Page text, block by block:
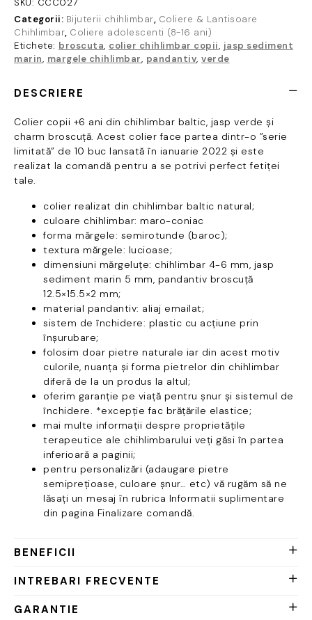
-
jasp
verde
charm
SKU: CCC027
Categorii: Bijuterii chihlimbar, Coliere & Lantisoare
Chihlimbar, Coliere adolescenti (8-16 ani)
Etichete: broscuta, colier chihlimbar copii, jasp sediment
marin, margele chihlimbar, pandantiv, verde
DESCRIERE
Colier copii +6 ani din chihlimbar baltic, jasp verde și
charm broscuță. Acest colier face partea dintr-o ”serie
limitată” de 10 buc lansată în ianuarie 2022 și este
realizat la comandă pentru a se potrivi perfect fetiței
tale.
colier realizat din chihlimbar baltic natural;
culoare chihlimbar: maro-coniac
forma mărgele: semirotunde (baroc);
textura mărgele: lucioase;
dimensiuni mărgeluțe: chihlimbar 4-6 mm, jasp
sediment marin 5 mm, pandantiv broscuță
12.5×15.5×2 mm;
material pandantiv: aliaj emailat;
sistem de închidere: plastic cu acțiune prin
înșurubare;
folosim doar pietre naturale iar din acest motiv
culorile, nuanța și forma pietrelor din chihlimbar
diferă de la un produs la altul;
oferim garanție pe viață pentru șnur și sistemul de
închidere. *excepție fac brățările elastice;
mai multe informații despre proprietățile
terapeutice ale chihlimbarului veți găsi în partea
inferioară a paginii;
pentru personalizări (adaugare pietre
semiprețioase, culoare șnur… etc) vă rugăm să ne
lăsați un mesaj în rubrica Informatii suplimentare
din pagina Finalizare comandă.
BENEFICII
INTREBARI FRECVENTE
GARANTIE